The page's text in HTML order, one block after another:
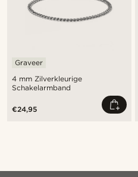
4 mm Zilverkleurige
Schakelarmband
Graveer
€24,95